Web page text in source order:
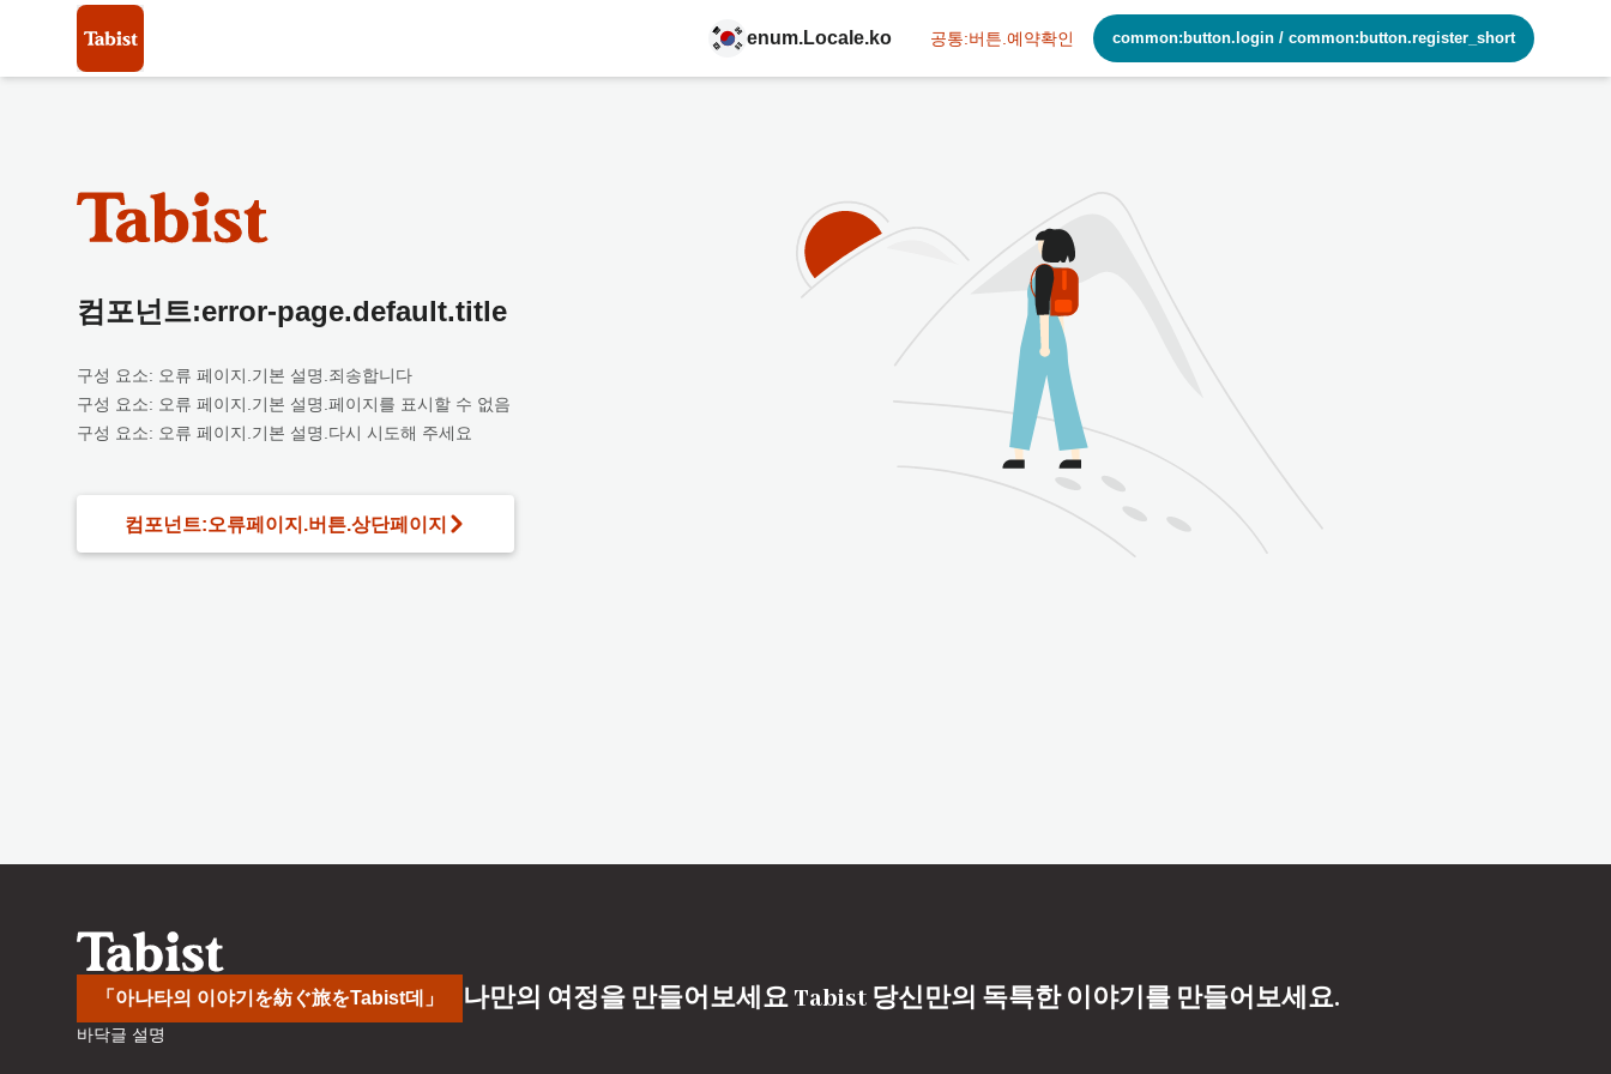
enum.Locale.ko 공통:버튼.예약확인 common:button.login / common:button.register_short
컴포넌트:error-page.default.title
구성 요소: 오류 페이지.기본 설명.죄송합니다
구성 요소: 오류 페이지.기본 설명.페이지를 표시할 수 없음
구성 요소: 오류 페이지.기본 설명.다시 시도해 주세요
컴포넌트:오류페이지.버튼.상단페이지
「아나타의 이야기を紡ぐ旅をTabist데」 나만의 여정을 만들어보세요 Tabist 당신만의 독특한 이야기를 만들어보세요.
바닥글 설명